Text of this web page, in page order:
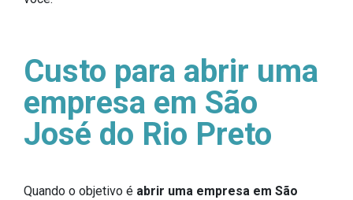
Custo para abrir uma
empresa em São
José do Rio Preto
Quando o objetivo é abrir uma empresa em São